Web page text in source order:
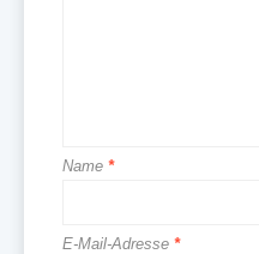
Name *
E-Mail-Adresse *